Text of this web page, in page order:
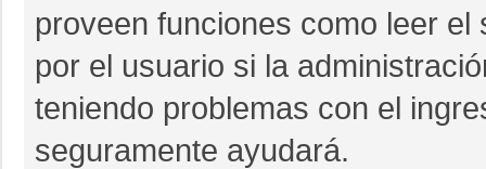
proveen funciones como leer
por el usuario si la
teniendo problemas con el
seguramente ayudará.